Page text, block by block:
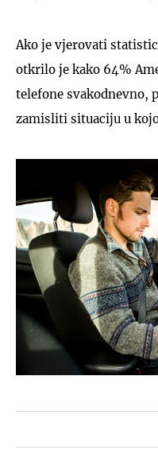
Ako je vjerovati
otkrilo je kako 64%
telefone svakodnevno,
zamisliti situaciju u